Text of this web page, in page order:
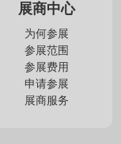
展商中心
为何参展
参展范围
参展费用
申请参展
展商服务